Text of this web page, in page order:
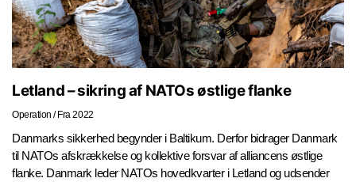
Letland – sikring af NATOs østlige flanke
Operation / Fra 2022
Danmarks sikkerhed begynder i Baltikum. Derfor bidrager Danmark
til NATOs afskrækkelse og kollektive forsvar af alliancens østlige
flanke. Danmark leder NATOs hovedkvarter i Letland og udsender